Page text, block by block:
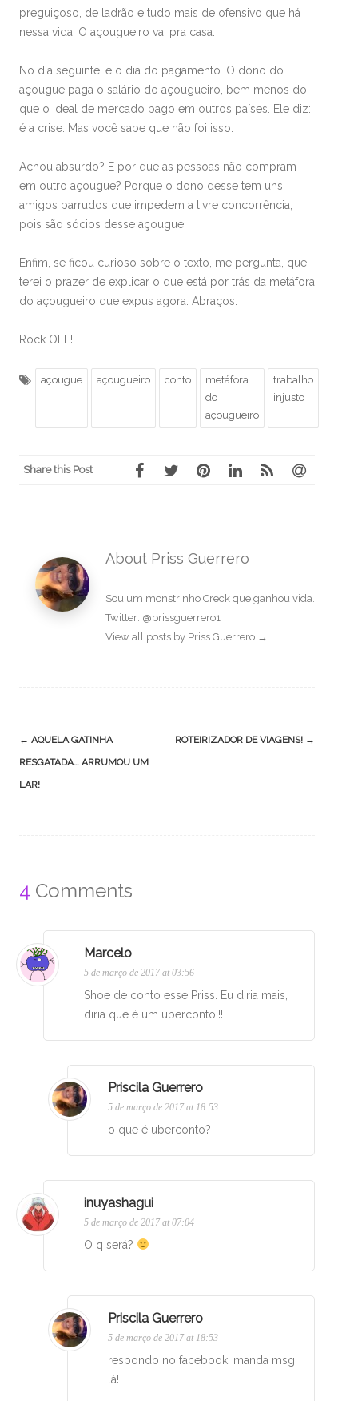
preguiçoso, de ladrão e tudo mais de ofensivo que há
nessa vida. O açougueiro vai pra casa.
No dia seguinte, é o dia do pagamento. O dono do
açougue paga o salário do açougueiro, bem menos do
que o ideal de mercado pago em outros países. Ele diz:
é a crise. Mas você sabe que não foi isso.
Achou absurdo? E por que as pessoas não compram
em outro açougue? Porque o dono desse tem uns
amigos parrudos que impedem a livre concorrência,
pois são sócios desse açougue.
Enfim, se ficou curioso sobre o texto, me pergunta, que
terei o prazer de explicar o que está por trás da metáfora
do açougueiro que expus agora. Abraços.
Rock OFF!!
açougue açougueiro conto
metáfora
do
açougueiro
trabalho
injusto
Share this Post
About Priss Guerrero
Sou um monstrinho Creck que ganhou vida.
Twitter: @prissguerrero1
View all posts by Priss Guerrero →
Post
navigation
← AQUELA GATINHA
RESGATADA… ARRUMOU UM
LAR!
ROTEIRIZADOR DE VIAGENS! →
4 Comments
Marcelo
5 de março de 2017 at 03:56
Shoe de conto esse Priss. Eu diria mais,
diria que é um uberconto!!!
Priscila Guerrero
5 de março de 2017 at 18:53
o que é uberconto?
inuyashagui
5 de março de 2017 at 07:04
O q será?
Priscila Guerrero
5 de março de 2017 at 18:53
respondo no facebook. manda msg
lá!